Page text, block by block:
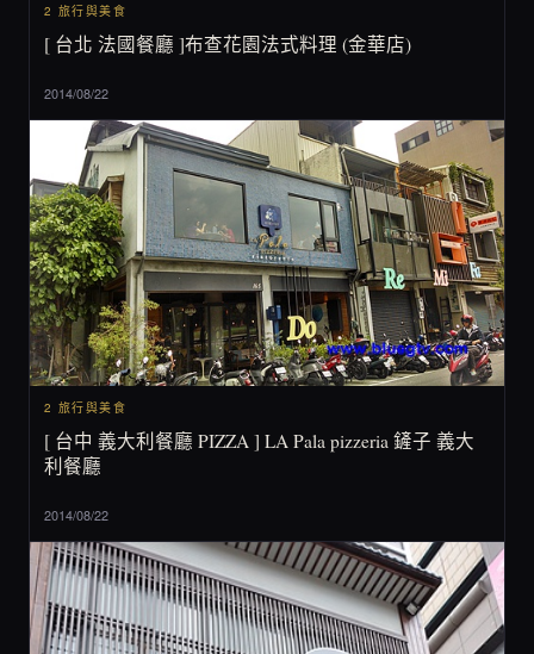
2 旅行與美食
[ 台北 法國餐廳 ]布查花園法式料理 (金華店)
2014/08/22
2 旅行與美食
[ 台中 義大利餐廳 PIZZA ] LA Pala pizzeria 鏟子 義大
利餐廳
2014/08/22